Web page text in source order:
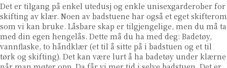
Det er tilgang på enkel utedusj og enkle unisexgarderober for
skifting av klær. Noen av badstuene har også et eget skifterom
som vi kan bruke. Låsbare skap er tilgjengelige, men du må ta
med din egen hengelås. Dette må du ha med deg: Badetøy,
vannflaske, to håndklær (et til å sitte på i badstuen og et til
tørk og skifting). Det kan være lurt å ha badetøy under klærne